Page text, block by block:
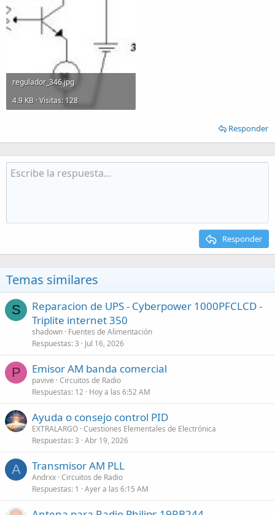
regulador_346.jpg
4.9 KB · Visitas: 128
Responder
Responder
Temas similares
S
Reparacion de UPS - Cyberpower 1000PFCLCD -
Triplite internet 350
shadown Fuentes de Alimentación
Respuestas 3 Jul 16, 2026
P Emisor AM banda comercial
pavive Circuitos de Radio
Respuestas 12 Hoy a las 6:52 AM
Ayuda o consejo control PID
EXTRALARGO Cuestiones Elementales de Electrónica
Respuestas 3 Abr 19, 2026
A Transmisor AM PLL
Andrxx Circuitos de Radio
Respuestas 1 Ayer a las 6:15 AM